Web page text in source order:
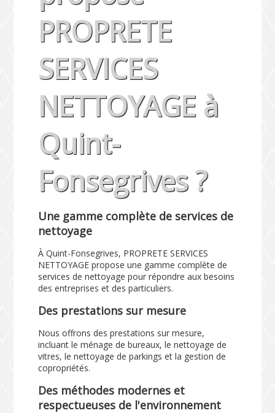
PROPRETE
SERVICES
NETTOYAGE à
Quint-
Fonsegrives ?
Une gamme complète de services de
nettoyage
À Quint-Fonsegrives, PROPRETE SERVICES
NETTOYAGE propose une gamme complète de
services de nettoyage pour répondre aux besoins
des entreprises et des particuliers.
Des prestations sur mesure
Nous offrons des prestations sur mesure,
incluant le ménage de bureaux, le nettoyage de
vitres, le nettoyage de parkings et la gestion de
copropriétés.
Des méthodes modernes et
respectueuses de l'environnement